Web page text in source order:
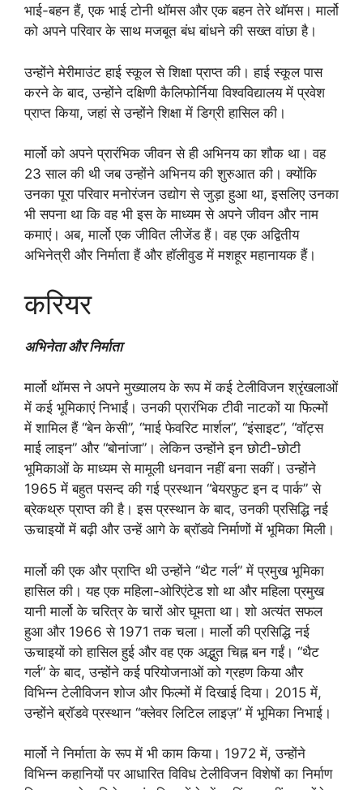
भाई-बहन हैं, एक भाई टोनी थॉमस और एक बहन तेरे थॉमस। मार्लो
को अपने परिवार के साथ मजबूत बंध बांधने की सख्त वांछा है।
उन्होंने मेरीमाउंट हाई स्कूल से शिक्षा प्राप्त की। हाई स्कूल पास
करने के बाद, उन्होंने दक्षिणी कैलिफोर्निया विश्वविद्यालय में प्रवेश
प्राप्त किया, जहां से उन्होंने शिक्षा में डिग्री हासिल की।
मार्लो को अपने प्रारंभिक जीवन से ही अभिनय का शौक था। वह
23 साल की थी जब उन्होंने अभिनय की शुरुआत की। क्योंकि
उनका पूरा परिवार मनोरंजन उद्योग से जुड़ा हुआ था, इसलिए उनका
भी सपना था कि वह भी इस के माध्यम से अपने जीवन और नाम
कमाएं। अब, मार्लो एक जीवित लीजेंड हैं। वह एक अद्वितीय
अभिनेत्री और निर्माता हैं और हॉलीवुड में मशहूर महानायक हैं।
करियर
अभिनेता और निर्माता
मार्लो थॉमस ने अपने मुख्यालय के रूप में कई टेलीविजन श्रृंखलाओं
में कई भूमिकाएं निभाईं। उनकी प्रारंभिक टीवी नाटकों या फिल्मों
में शामिल हैं “बेन केसी”, “माई फेवरिट मार्शल”, “इंसाइट”, “वॉट्स
माई लाइन” और “बोनांजा”। लेकिन उन्होंने इन छोटी-छोटी
भूमिकाओं के माध्यम से मामूली धनवान नहीं बना सकीं। उन्होंने
1965 में बहुत पसन्द की गई प्रस्थान “बेयरफ़ुट इन द पार्क” से
ब्रेकथ्रु प्राप्त की है। इस प्रस्थान के बाद, उनकी प्रसिद्धि नई
ऊचाइयों में बढ़ी और उन्हें आगे के ब्रॉडवे निर्माणों में भूमिका मिली।
मार्लो की एक और प्राप्ति थी उन्होंने “थैट गर्ल” में प्रमुख भूमिका
हासिल की। यह एक महिला-ओरिएंटेड शो था और महिला प्रमुख
यानी मार्लो के चरित्र के चारों ओर घूमता था। शो अत्यंत सफल
हुआ और 1966 से 1971 तक चला। मार्लो की प्रसिद्धि नई
ऊचाइयों को हासिल हुई और वह एक अद्भुत चिह्न बन गईं। “थैट
गर्ल” के बाद, उन्होंने कई परियोजनाओं को ग्रहण किया और
विभिन्न टेलीविजन शोज और फिल्मों में दिखाई दिया। 2015 में,
उन्होंने ब्रॉडवे प्रस्थान “क्लेवर लिटिल लाइज़” में भूमिका निभाई।
मार्लो ने निर्माता के रूप में भी काम किया। 1972 में, उन्होंने
विभिन्न कहानियों पर आधारित विविध टेलीविजन विशेषों का निर्माण